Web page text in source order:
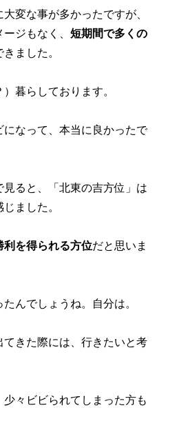
変な事が多かったですが、
ージもなく、短期間で多くの
ました。
暮らしております。
なって、本当に良かったで
見ると、「北東の吉方位」は
ました。
利を得られる方位だと思いま
んでしょうね。自分は。
てきた際には、行きたいと考
少々ビビられてしまった方も